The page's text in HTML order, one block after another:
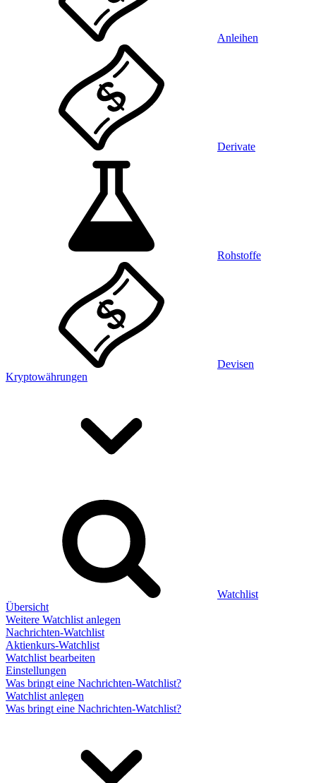
Anleihen
Derivate
Rohstoffe
Devisen
Kryptowährungen
Watchlist
Übersicht
Weitere Watchlist anlegen
Nachrichten-Watchlist
Aktienkurs-Watchlist
Watchlist bearbeiten
Einstellungen
Was bringt eine Nachrichten-Watchlist?
Watchlist anlegen
Was bringt eine Nachrichten-Watchlist?